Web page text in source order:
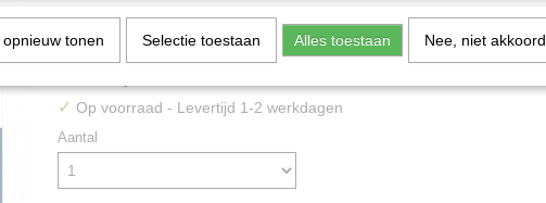
IQ Matrix - Breinbreker
€ 12,95
✓ Op voorraad - Levertijd 1-2 werkdagen
Aantal
opnieuw tonen Selectie toestaan Alles toestaan Nee, niet akkoord